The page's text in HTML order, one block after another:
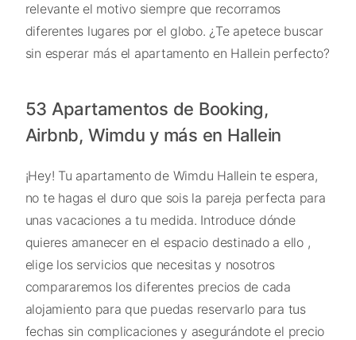
relevante el motivo siempre que recorramos
diferentes lugares por el globo. ¿Te apetece buscar
sin esperar más el apartamento en Hallein perfecto?
53 Apartamentos de Booking,
Airbnb, Wimdu y más en Hallein
¡Hey! Tu apartamento de Wimdu Hallein te espera,
no te hagas el duro que sois la pareja perfecta para
unas vacaciones a tu medida. Introduce dónde
quieres amanecer en el espacio destinado a ello ,
elige los servicios que necesitas y nosotros
compararemos los diferentes precios de cada
alojamiento para que puedas reservarlo para tus
fechas sin complicaciones y asegurándote el precio